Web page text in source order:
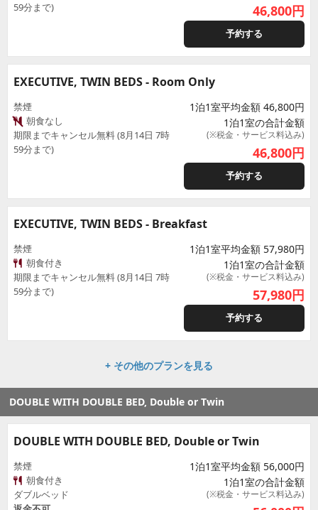
59分まで)
46,800円
予約する
EXECUTIVE, TWIN BEDS - Room Only
禁煙
朝食なし
期限までキャンセル無料 (8月14日 7時
59分まで)
1泊1室平均金額 46,800円
1泊1室の合計金額
(※税金・サービス料込み)
46,800円
予約する
EXECUTIVE, TWIN BEDS - Breakfast
禁煙
朝食付き
期限までキャンセル無料 (8月14日 7時
59分まで)
1泊1室平均金額 57,980円
1泊1室の合計金額
(※税金・サービス料込み)
57,980円
予約する
+ その他のプランを見る
DOUBLE WITH DOUBLE BED, Double or Twin
DOUBLE WITH DOUBLE BED, Double or Twin
禁煙
朝食付き
ダブルベッド
1泊1室平均金額 56,000円
1泊1室の合計金額
(※税金・サービス料込み)